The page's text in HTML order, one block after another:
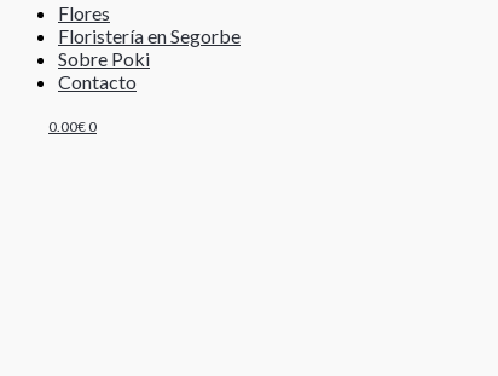
Flores
Floristería en Segorbe
Sobre Poki
Contacto
0.00€0